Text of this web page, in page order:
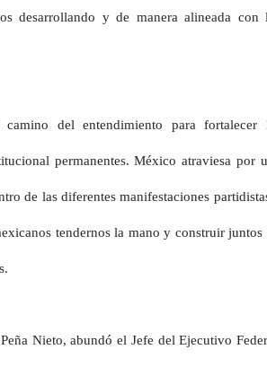
desarrollando y de manera alineada con
del entendimiento para fortalecer
permanentes. México atraviesa por
de las diferentes manifestaciones
tendernos la mano y construir juntos
Nieto, abundó el Jefe del Ejecutivo